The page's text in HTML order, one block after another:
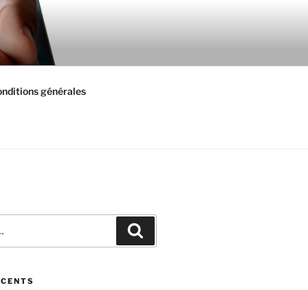
générales